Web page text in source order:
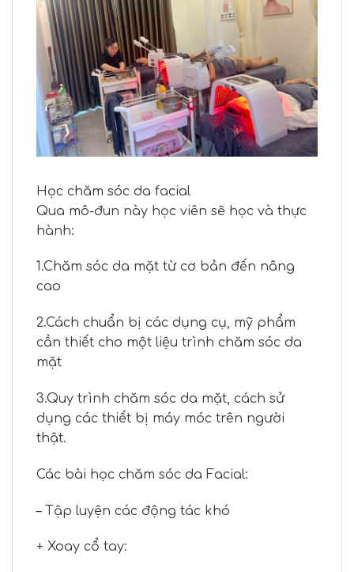
Học chăm sóc da facial
Qua mô-đun này học viên sẽ học và thực
hành:
1.Chăm sóc da mặt từ cơ bản đến nâng
cao
2.Cách chuẩn bị các dụng cụ, mỹ phẩm
cần thiết cho một liệu trình chăm sóc da
mặt
3.Quy trình chăm sóc da mặt, cách sử
dụng các thiết bị máy móc trên người
thật.
Các bài học chăm sóc da Facial:
– Tập luyện các động tác khó
+ Xoay cổ tay: